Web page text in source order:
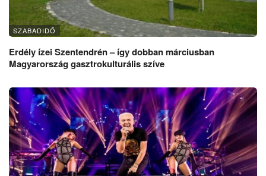
SZABADIDŐ
Erdély ízei Szentendrén – így dobban márciusban
Magyarország gasztrokulturális szíve